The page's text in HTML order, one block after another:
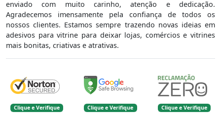
enviado com muito carinho, atenção e dedicação.
Agradecemos imensamente pela confiança de todos os
nossos clientes. Estamos sempre trazendo novas ideias em
adesivos para vitrine para deixar lojas, comércios e vitrines
mais bonitas, criativas e atrativas.
Clique e Verifique Clique e Verifique Clique e Verifique